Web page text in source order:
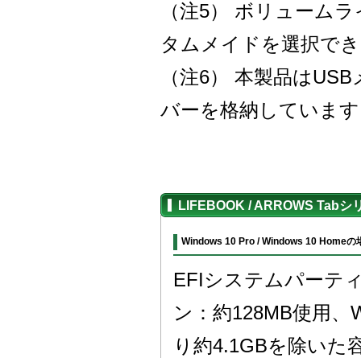
（注5） ボリューム
タムメイドを選択で
（注6） 本製品は
バーを格納していま
LIFEBOOK / ARROWS Tabシ
Windows 10 Pro / Windows 10 Homeの
EFIシステムパーテ
ン：約128MB使用、
り約4.1GBを除いた